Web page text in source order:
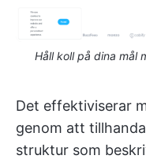
Håll koll på dina mål
Det effektiviserar
genom att
struktur som